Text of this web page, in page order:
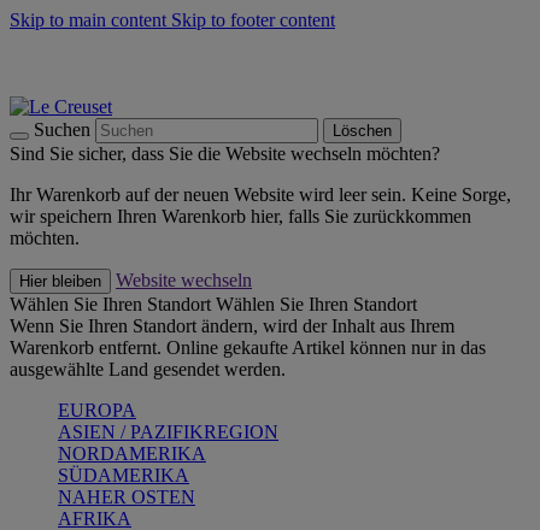
Skip to main content Skip to footer content
Suchen Löschen
Sind Sie sicher, dass Sie die Website wechseln möchten?
Ihr Warenkorb auf der neuen Website wird leer sein. Keine Sorge,
wir speichern Ihren Warenkorb hier, falls Sie zurückkommen
möchten.
Hier bleiben
Website wechseln
Wählen Sie Ihren Standort Wählen Sie Ihren Standort
Wenn Sie Ihren Standort ändern, wird der Inhalt aus Ihrem
Warenkorb entfernt. Online gekaufte Artikel können nur in das
ausgewählte Land gesendet werden.
EUROPA
ASIEN / PAZIFIKREGION
NORDAMERIKA
SÜDAMERIKA
NAHER OSTEN
AFRIKA